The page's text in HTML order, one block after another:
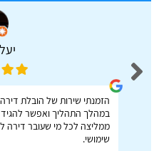
הזמנתי שירות של הובלת
במהלך התהליך ואפשר להגיד
ממליצה לכל מי שעובר דירה
שימושי.